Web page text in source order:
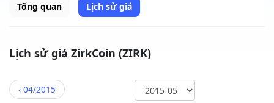
Tổng quan Lịch sử giá
Lịch sử giá ZirkCoin (ZIRK)
‹ 04/2015